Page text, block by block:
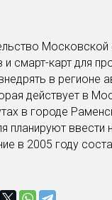
Московской
и смарт-карт для
в регионе
действует в
в городе
планируют
в 2005 году